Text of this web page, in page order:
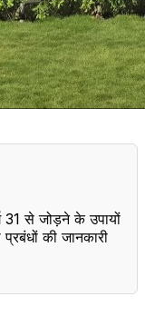
31 से जोड़ने के उपायों
की जानकारी